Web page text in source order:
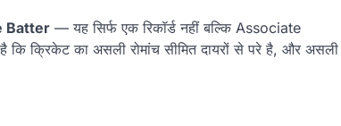
Batter — यह सिर्फ एक रिकॉर्ड नहीं बल्कि Associate
कि क्रिकेट का असली रोमांच सीमित दायरों से परे है, और असली